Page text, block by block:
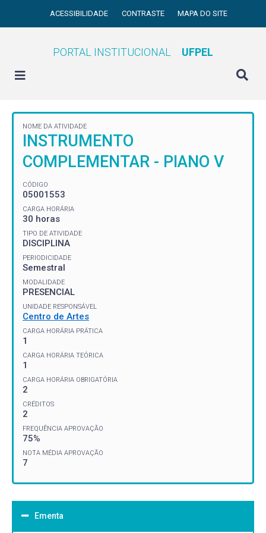
ACESSIBILIDADE CONTRASTE MAPA DO SITE
PORTAL INSTITUCIONAL UFPEL
NOME DA ATIVIDADE
INSTRUMENTO
COMPLEMENTAR - PIANO V
CÓDIGO
05001553
CARGA HORÁRIA
30 horas
TIPO DE ATIVIDADE
DISCIPLINA
PERIODICIDADE
Semestral
MODALIDADE
PRESENCIAL
UNIDADE RESPONSÁVEL
Centro de Artes
CARGA HORÁRIA PRÁTICA
1
CARGA HORÁRIA TEÓRICA
1
CARGA HORÁRIA OBRIGATÓRIA
2
CRÉDITOS
2
FREQUÊNCIA APROVAÇÃO
75%
NOTA MÉDIA APROVAÇÃO
7
Ementa